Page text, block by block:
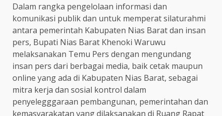
Dalam rangka pengelolaan informasi dan
komunikasi publik dan untuk memperat silaturahmi
antara pemerintah Kabupaten Nias Barat dan insan
pers, Bupati Nias Barat Khenoki Waruwu
melaksanakan Temu Pers dengan mengundang
insan pers dari berbagai media, baik cetak maupun
online yang ada di Kabupaten Nias Barat, sebagai
mitra kerja dan sosial kontrol dalam
penyelegggaraan pembangunan, pemerintahan dan
kemasyarakatan yang dilaksanakan di Ruang Rapat